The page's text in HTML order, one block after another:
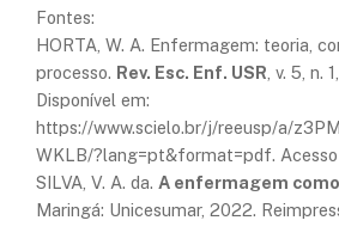
Fontes:
​HORTA, W. A. Enfermagem: teoria,
processo. Rev. Esc. Enf. USR , v. 5, n.
Disponível em:
https://www.scielo.br/j/reeusp/a/
WKLB/?lang=pt&format=pdf.
SILVA, V. A. da. A enfermagem
Maringá: Unicesumar, 2022.